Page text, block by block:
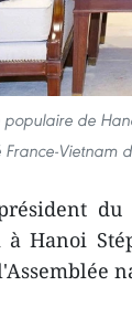
de
Vietnam
du
Hanoi